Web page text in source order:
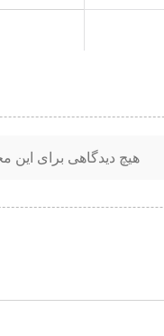
هیچ دیدگاهی برای